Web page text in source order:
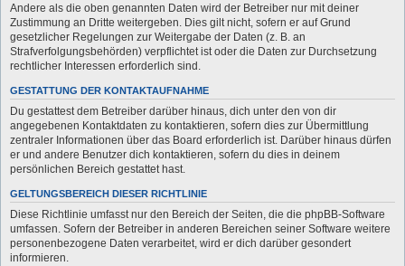
Andere als die oben genannten Daten wird der Betreiber nur mit deiner
Zustimmung an Dritte weitergeben. Dies gilt nicht, sofern er auf Grund
gesetzlicher Regelungen zur Weitergabe der Daten (z. B. an
Strafverfolgungsbehörden) verpflichtet ist oder die Daten zur Durchsetzung
rechtlicher Interessen erforderlich sind.
GESTATTUNG DER KONTAKTAUFNAHME
Du gestattest dem Betreiber darüber hinaus, dich unter den von dir
angegebenen Kontaktdaten zu kontaktieren, sofern dies zur Übermittlung
zentraler Informationen über das Board erforderlich ist. Darüber hinaus dürfen
er und andere Benutzer dich kontaktieren, sofern du dies in deinem
persönlichen Bereich gestattet hast.
GELTUNGSBEREICH DIESER RICHTLINIE
Diese Richtlinie umfasst nur den Bereich der Seiten, die die phpBB-Software
umfassen. Sofern der Betreiber in anderen Bereichen seiner Software weitere
personenbezogene Daten verarbeitet, wird er dich darüber gesondert
informieren.